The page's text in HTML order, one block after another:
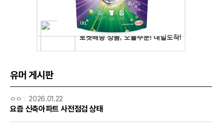
유머 게시판
ㅇㅇ 2026.01.22
요즘 신축아파트 사전점검 상태